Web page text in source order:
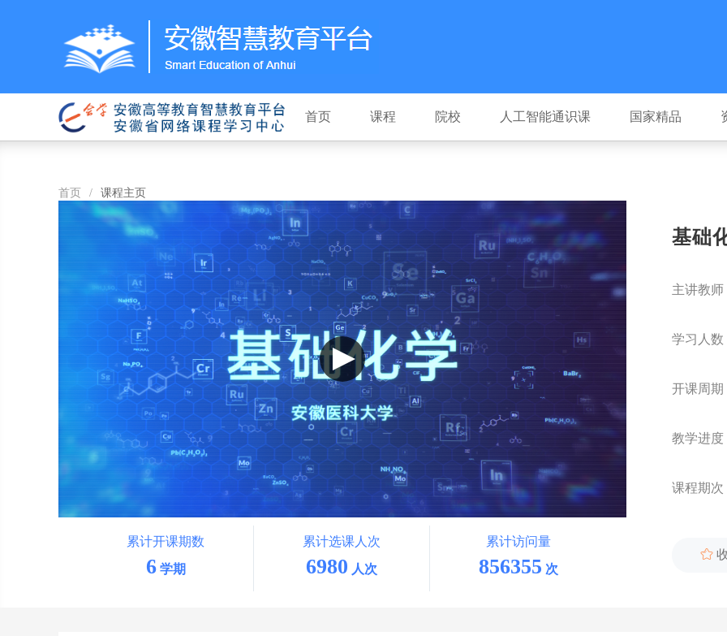
首页 课程 院校 人工智能通识课 国家精品
首页 / 课程主页
累计开课期数
6学期
累计选课人次
6980 人次
累计访问量
856355 次
基础
主讲教师
学习人数
开课周期
教学进度
课程期次
